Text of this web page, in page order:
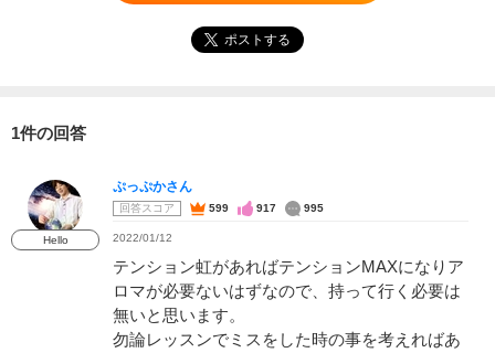
ポストする
1件の回答
Hello
ぷっぷかさん
回答スコア 599 917 995
2022/01/12
テンション虹があればテンションMAXになりア
ロマが必要ないはずなので、持って行く必要は
無いと思います。
勿論レッスンでミスをした時の事を考えればあ